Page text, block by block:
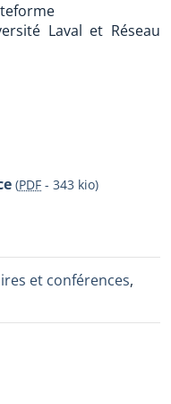
Laval et Réseau
(PDF - 343 kio)
et conférences,